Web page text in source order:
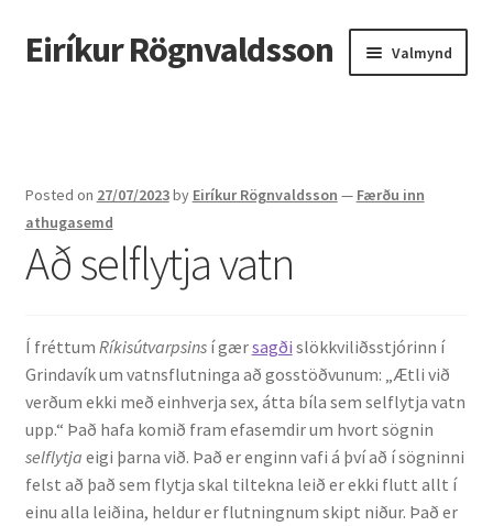
Fara
beint
Hoppa
yfir
Eiríkur Rögnvaldsson Valmynd
Ætt
Líf og starf
Myndir
Kennsla
Kennd námskeið
Kennsluefni
Posted on 27/07/2023by Eiríkur Rögnvaldsson — Færðu inn
athugasemd
Að selflytja vatn
Í fréttum Ríkisútvarpsins í gærsagði slökkviliðsstjórinn í
Grindavík um vatnsflutninga að gosstöðvunum: „Ætli við
verðum ekki með einhverja sex, átta bíla sem selflytja vatn
upp.“ Það hafa komið fram efasemdir um hvort sögnin
selflytja eigi þarna við. Það er enginn vafi á því að í sögninni
felst að það sem flytja skal tiltekna leið er ekki flutt allt í
einu alla leiðina, heldur er flutningnum skipt niður. Það er